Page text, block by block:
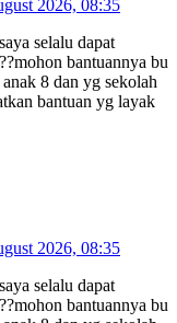
2026, 08:35
selalu dapat
bantuannya bu
8 dan yg sekolah
bantuan yg layak
2026, 08:35
selalu dapat
bantuannya bu